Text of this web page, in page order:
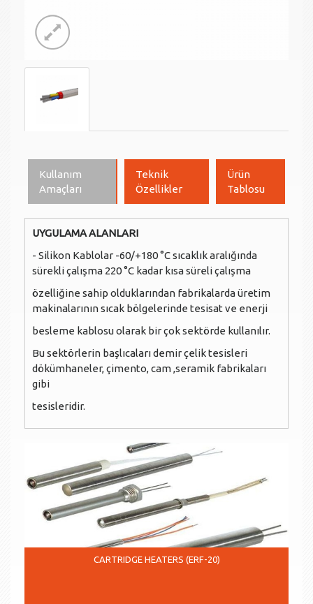
Kullanım
Amaçları
Teknik
Özellikler
Ürün
Tablosu
UYGULAMA ALANLARI
- Silikon Kablolar -60/+180 °C sıcaklık aralığında
sürekli çalışma 220 °C kadar kısa süreli çalışma
özelliğine sahip olduklarından fabrikalarda üretim
makinalarının sıcak bölgelerinde tesisat ve enerji
besleme kablosu olarak bir çok sektörde kullanılır.
Bu sektörlerin başlıcaları demir çelik tesisleri
dökümhaneler, çimento, cam ,seramik fabrikaları
gibi
tesisleridir.
CARTRIDGE HEATERS (ERF-20)